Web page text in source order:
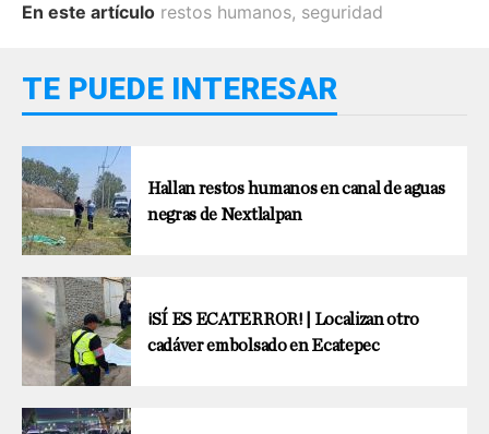
En este artículo restos humanos, seguridad
TE PUEDE INTERESAR
Hallan restos humanos en canal de aguas
negras de Nextlalpan
¡SÍ ES ECATERROR! | Localizan otro
cadáver embolsado en Ecatepec